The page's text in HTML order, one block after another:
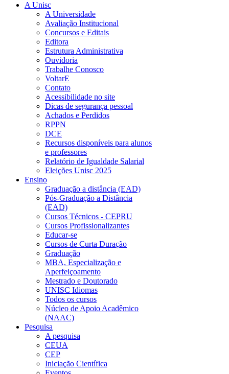
A Unisc
A Universidade
Avaliação Institucional
Concursos e Editais
Editora
Estrutura Administrativa
Ouvidoria
Trabalhe Conosco
VoltarE
Contato
Acessibilidade no site
Dicas de segurança pessoal
Achados e Perdidos
RPPN
DCE
Recursos disponíveis para alunos
e professores
Relatório de Igualdade Salarial
Eleições Unisc 2025
Ensino
Graduação a distância (EAD)
Pós-Graduação a Distância
(EAD)
Cursos Técnicos - CEPRU
Cursos Profissionalizantes
Educar-se
Cursos de Curta Duração
Graduação
MBA, Especialização e
Aperfeiçoamento
Mestrado e Doutorado
UNISC Idiomas
Todos os cursos
Núcleo de Apoio Acadêmico
(NAAC)
Pesquisa
A pesquisa
CEUA
CEP
Iniciação Científica